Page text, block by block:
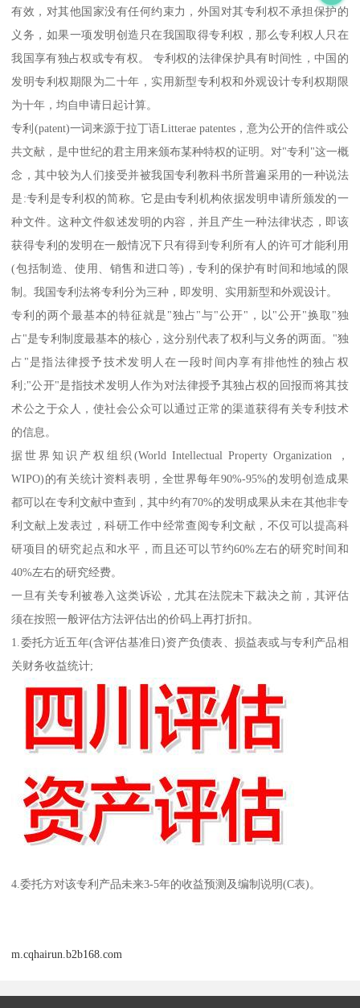
有效，对其他国家没有任何约束力，外国对其专利权不承担保护的
义务，如果一项发明创造只在我国取得专利权，那么专利权人只在
我国享有独占权或专有权。 专利权的法律保护具有时间性，中国的
发明专利权期限为二十年，实用新型专利权和外观设计专利权期限
为十年，均自申请日起计算。
专利(patent)一词来源于拉丁语Litterae patentes，意为公开的信件或公
共文献，是中世纪的君主用来颁布某种特权的证明。对"专利"这一概
念，其中较为人们接受并被我国专利教科书所普遍采用的一种说法
是:专利是专利权的简称。它是由专利机构依据发明申请所颁发的一
种文件。这种文件叙述发明的内容，并且产生一种法律状态，即该
获得专利的发明在一般情况下只有得到专利所有人的许可才能利用
(包括制造、使用、销售和进口等)，专利的保护有时间和地域的限
制。我国专利法将专利分为三种，即发明、实用新型和外观设计。
专利的两个最基本的特征就是"独占"与"公开"，以"公开"换取"独
占"是专利制度最基本的核心，这分别代表了权利与义务的两面。"独
占"是指法律授予技术发明人在一段时间内享有排他性的独占权
利;"公开"是指技术发明人作为对法律授予其独占权的回报而将其技
术公之于众人，使社会公众可以通过正常的渠道获得有关专利技术
的信息。
据世界知识产权组织(World Intellectual Property Organization ，
WIPO)的有关统计资料表明，全世界每年90%-95%的发明创造成果
都可以在专利文献中查到，其中约有70%的发明成果从未在其他非专
利文献上发表过，科研工作中经常查阅专利文献，不仅可以提高科
研项目的研究起点和水平，而且还可以节约60%左右的研究时间和
40%左右的研究经费。
一旦有关专利被卷入这类诉讼，尤其在法院未下裁决之前，其评估
须在按照一般评估方法评估出的价码上再打折扣。
1.委托方近五年(含评估基准日)资产负债表、损益表或与专利产品相
关财务收益统计;
4.委托方对该专利产品未来3-5年的收益预测及编制说明(C表)。
m.cqhairun.b2b168.com